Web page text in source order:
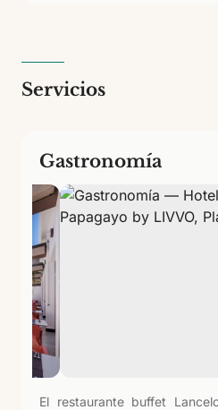
Servicios
Gastronomía
El restaurante buffet